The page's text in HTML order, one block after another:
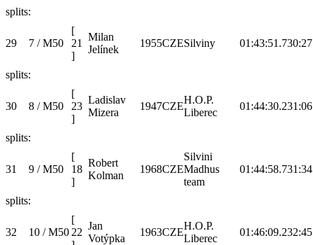
splits:
29 7 / M50
[
21
]
Milan
Jelínek
1955CZESilviny 01:43:51.7
splits:
30 8 / M50
[
23
]
Ladislav
Mizera
1947CZE
H.O.P.
Liberec
01:44:30.2
splits:
31 9 / M50
[
18
]
Robert
Kolman
1968CZE
Silvini
Madhus
team
01:44:58.7
splits:
32 10 / M50
[
22
Jan
Votýpka
1963CZE
H.O.P.
Liberec
01:46:09.2